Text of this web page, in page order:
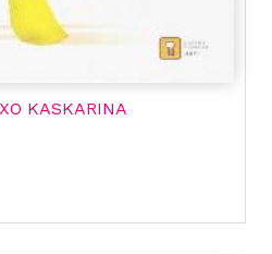
KASKARINA